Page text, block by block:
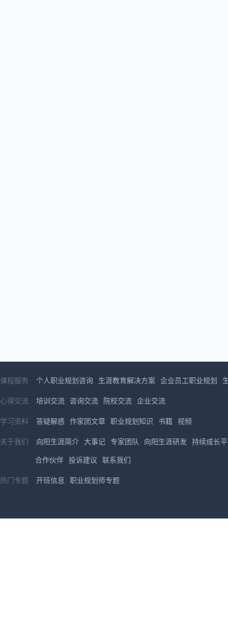
课程服务 个人职业规划咨询 生涯教育解决方案 企业员工职业规划
心得交流 培训交流 咨询交流 院校交流 企业交流
学习资料 答疑解惑 作家团文章 职业规划知识 书籍 视频
关于我们 向阳生涯简介 大事记 专家团队 向阳生涯研发 持续成长
合作伙伴 投诉建议 联系我们
热门专题 开班信息 职业规划师专题